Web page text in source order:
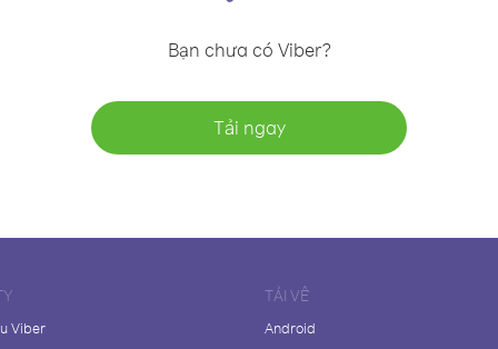
Bạn chưa có Viber?
Tải ngay
Viber
TẢI VỀ
Android